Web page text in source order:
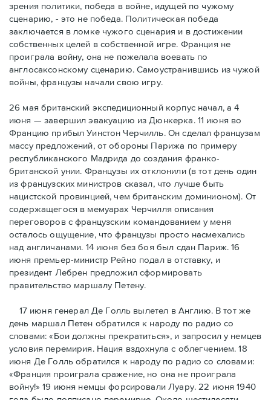
зрения политики, победа в войне, идущей по чужому
сценарию, - это не победа. Политическая победа
заключается в ломке чужого сценария и в достижении
собственных целей в собственной игре. Франция не
проиграла войну, она не пожелала воевать по
англосаксонскому сценарию. Самоустранившись из чужой
войны, французы начали свою игру.
26 мая британский экспедиционный корпус начал, а 4
июня — завершил эвакуацию из Дюнкерка. 11 июня во
Францию прибыл Уинстон Черчилль. Он сделал французам
массу предложений, от обороны Парижа по примеру
республиканского Мадрида до создания франко-
британской унии. Французы их отклонили (в тот день один
из французских министров сказал, что лучше быть
нацистской провинцией, чем британским доминионом). От
содержащегося в мемуарах Черчилля описания
переговоров с французским командованием у меня
осталось ощущение, что французы просто насмехались
над англичанами. 14 июня без боя был сдан Париж. 16
июня премьер-министр Рейно подал в отставку, и
президент Лебрен предложил сформировать
правительство маршалу Петену.
17 июня генерал Де Голль вылетел в Англию. В тот же
день маршал Петен обратился к народу по радио со
словами: «Бои должны прекратиться», и запросил у немцев
условия перемирия. Нация вздохнула с облегчением. 18
июня Де Голль обратился к народу по радио со словами:
«Франция проиграла сражение, но она не проиграла
войну!» 19 июня немцы форсировали Луару. 22 июня 1940